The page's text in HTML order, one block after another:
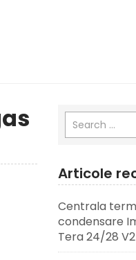
Articole
Centrala
condensare
Tera 24/28